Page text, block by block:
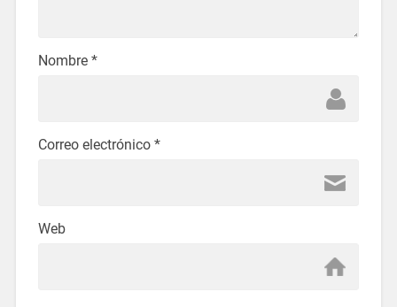
Nombre *
Correo electrónico *
Web